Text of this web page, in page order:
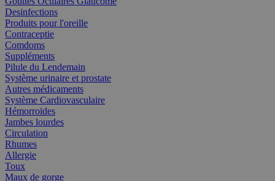
Desinfections
Produits pour l'oreille
Contraceptie
Comdoms
Suppléments
Pilule du Lendemain
Système urinaire et prostate
Autres médicaments
Système Cardiovasculaire
Hémorroïdes
Jambes lourdes
Circulation
Rhumes
Allergie
Toux
Maux de gorge